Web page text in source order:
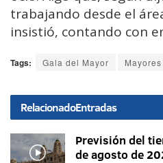
trabajando desde el
insistió, contando con
Tags: Gala del Mayor Mayores
RelacionadoEntradas
Previsión del
de agosto de